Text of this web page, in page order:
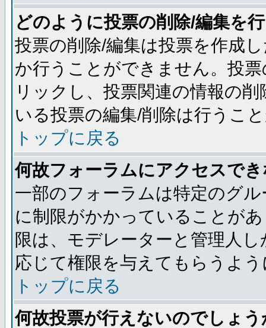
どのように投票の削除/編集を
投票の削除/編集は投票を作成
か行うことができません。投
リックし、投票関連の情報の
いる投票の編集/削除は行うこ
トップに戻る
何故フォーラムにアクセスで
一部のフォーラムは特定のグ
に制限がかかっていることが
限は、モデレーターと管理人
応じて権限を与えてもらうよ
トップに戻る
何故投票が行えないのでしょう